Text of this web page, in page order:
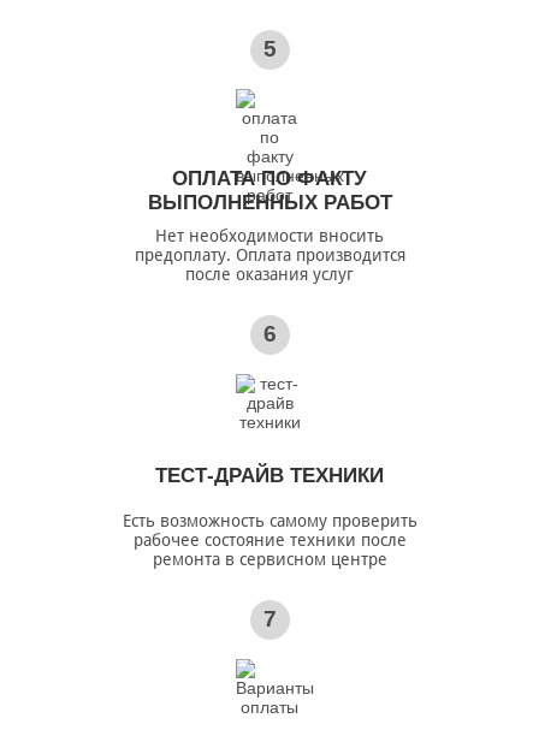
5
ОПЛАТА ПО ФАКТУ
ВЫПОЛНЕННЫХ РАБОТ
Нет необходимости вносить
предоплату. Оплата производится
после оказания услуг
6
ТЕСТ-ДРАЙВ ТЕХНИКИ
Есть возможность самому проверить
рабочее состояние техники после
ремонта в сервисном центре
7